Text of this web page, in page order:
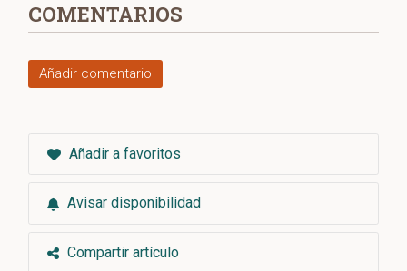
COMENTARIOS
Añadir comentario
Añadir a favoritos
Avisar disponibilidad
Compartir artículo